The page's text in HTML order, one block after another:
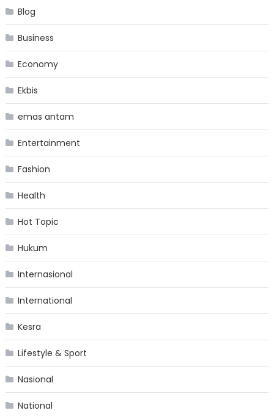
Blog
Business
Economy
Ekbis
emas antam
Entertainment
Fashion
Health
Hot Topic
Hukum
Internasional
International
Kesra
Lifestyle & Sport
Nasional
National